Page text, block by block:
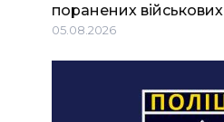
поранених військових
05.08.2026